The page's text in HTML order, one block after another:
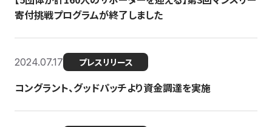
寄付挑戦プログラムが終了しました
2024.07.17 プレスリリース
コングラント、グッドパッチより資金調達を実施